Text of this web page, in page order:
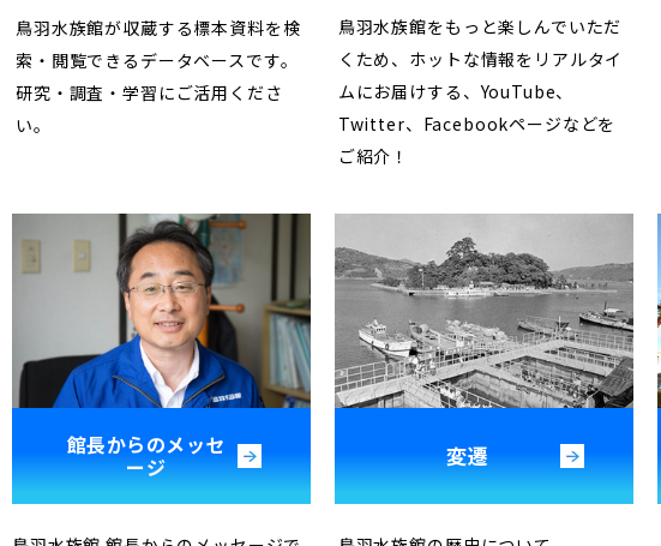
鳥羽水族館が収蔵する標本資料を検
索・閲覧できるデータベースです。
研究・調査・学習にご活用くださ
い。
鳥羽水族館をもっと楽しんでいただ
くため、ホットな情報をリアルタイ
ムにお届けする、YouTube、
Twitter、Facebookページなどを
ご紹介！
館長からのメッセ
ージ 変遷